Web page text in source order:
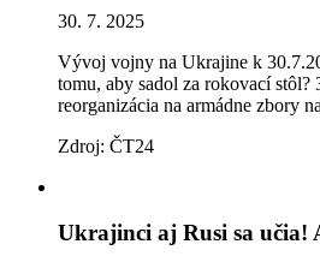
30. 7. 2025
Vývoj vojny na Ukrajine k
tomu, aby sadol za rokovací
reorganizácia na armádne zbory
Zdroj: ČT24
Ukrajinci aj Rusi sa učia!